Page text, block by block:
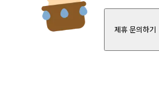
제휴 문의하기